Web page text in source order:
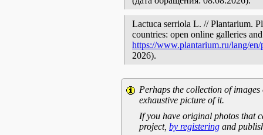
Lactuca serriola L. // Plantarium.
countries: open online galleries
https://www.plantarium.ru/lang/
2026).
Perhaps the collection of
exhaustive picture of it.
If you have original photos that
project, by registering and